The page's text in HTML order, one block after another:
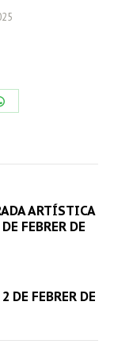
ARTÍSTICA
FEBRER DE
DE FEBRER DE